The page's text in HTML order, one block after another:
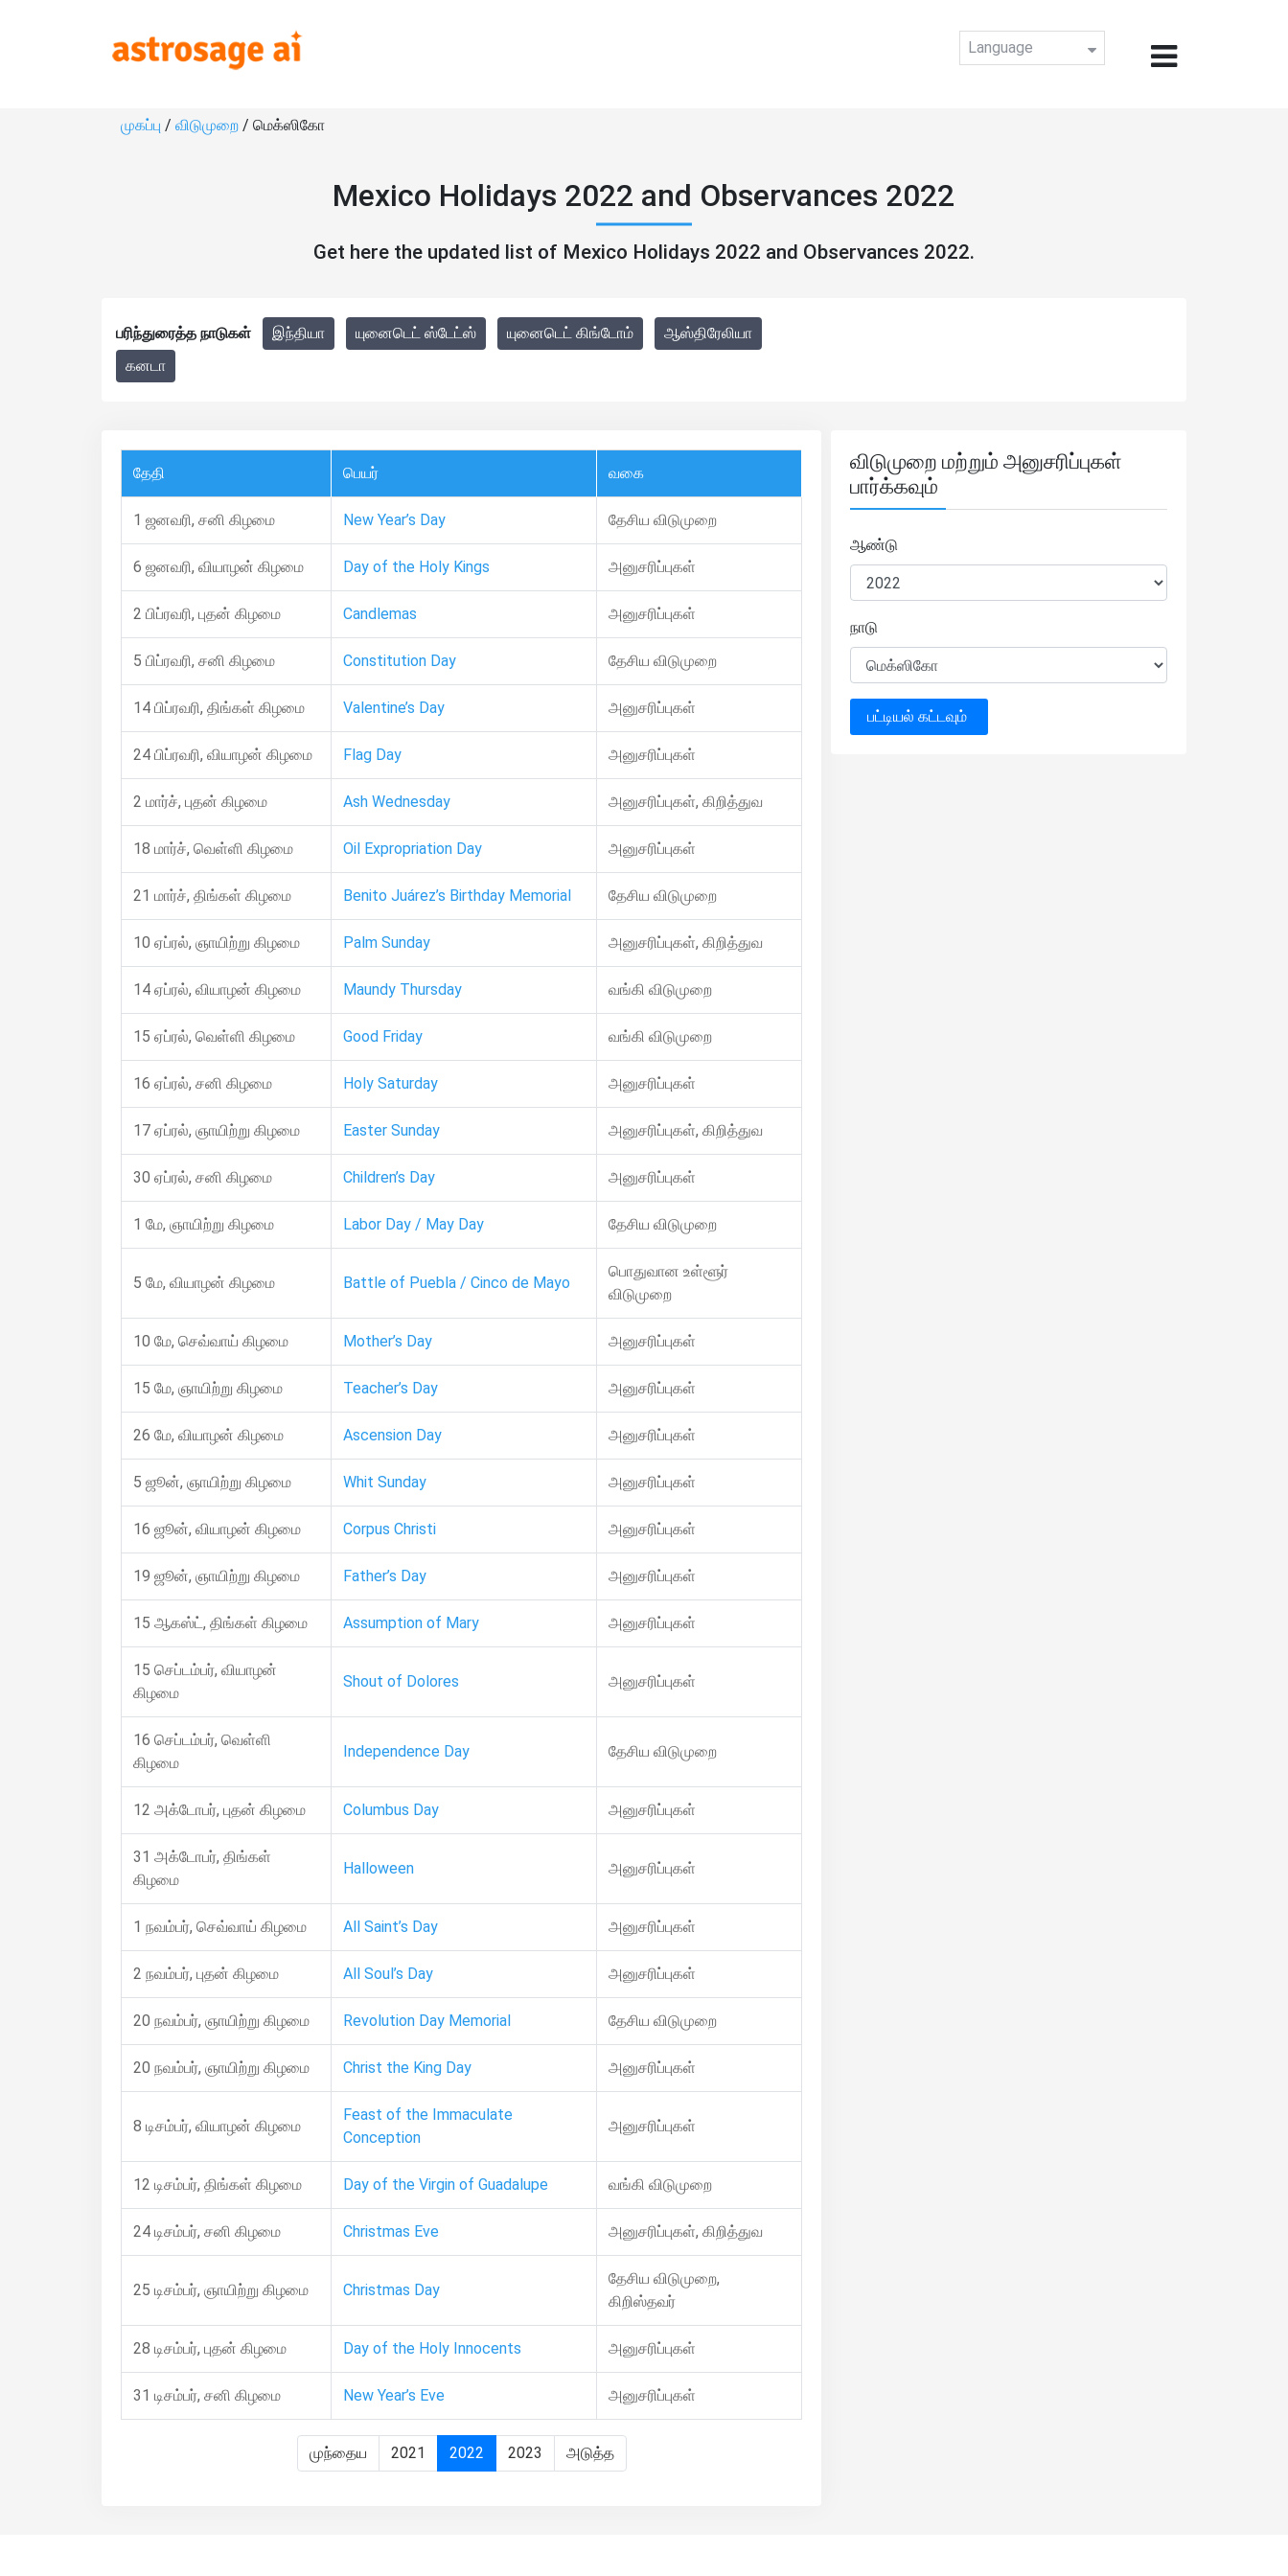
Language
முகப்பு / விடுமுறை / மெக்ஸிகோ
Mexico Holidays 2022 and Observances 2022
Get here the updated list of Mexico Holidays 2022 and Observances 2022.
பரிந்துரைத்த நாடுகள் இந்தியா யுனைடெட் ஸ்டேட்ஸ் யுனைடெட் கிங்டோம்
ஆஸ்திரேலியா
கனடா
தேதி பெயர் வகை
1 ஜனவரி, சனி கிழமை New Year’s Day தேசிய விடுமுறை
6 ஜனவரி, வியாழன் கிழமை Day of the Holy Kings அனுசரிப்புகள்
2 பிப்ரவரி, புதன் கிழமை Candlemas அனுசரிப்புகள்
5 பிப்ரவரி, சனி கிழமை Constitution Day தேசிய விடுமுறை
14 பிப்ரவரி, திங்கள் கிழமை Valentine’s Day அனுசரிப்புகள்
24 பிப்ரவரி, வியாழன் கிழமை Flag Day அனுசரிப்புகள்
2 மார்ச், புதன் கிழமை Ash Wednesday அனுசரிப்புகள், கிறித்துவ
18 மார்ச், வெள்ளி கிழமை Oil Expropriation Day அனுசரிப்புகள்
21 மார்ச், திங்கள் கிழமை Benito Juárez’s Birthday Memorial தேசிய விடுமுறை
10 ஏப்ரல், ஞாயிற்று கிழமை Palm Sunday அனுசரிப்புகள், கிறித்துவ
14 ஏப்ரல், வியாழன் கிழமை Maundy Thursday வங்கி விடுமுறை
15 ஏப்ரல், வெள்ளி கிழமை Good Friday வங்கி விடுமுறை
16 ஏப்ரல், சனி கிழமை Holy Saturday அனுசரிப்புகள்
17 ஏப்ரல், ஞாயிற்று கிழமை Easter Sunday அனுசரிப்புகள், கிறித்துவ
30 ஏப்ரல், சனி கிழமை Children’s Day அனுசரிப்புகள்
1 மே, ஞாயிற்று கிழமை Labor Day / May Day தேசிய விடுமுறை
5 மே, வியாழன் கிழமை Battle of Puebla / Cinco de Mayo
பொதுவான உள்ளூர்
விடுமுறை
10 மே, செவ்வாய் கிழமை Mother’s Day அனுசரிப்புகள்
15 மே, ஞாயிற்று கிழமை Teacher’s Day அனுசரிப்புகள்
26 மே, வியாழன் கிழமை Ascension Day அனுசரிப்புகள்
5 ஜூன், ஞாயிற்று கிழமை Whit Sunday அனுசரிப்புகள்
16 ஜூன், வியாழன் கிழமை Corpus Christi அனுசரிப்புகள்
19 ஜூன், ஞாயிற்று கிழமை Father’s Day அனுசரிப்புகள்
15 ஆகஸ்ட், திங்கள் கிழமை Assumption of Mary அனுசரிப்புகள்
15 செப்டம்பர், வியாழன்
கிழமை
Shout of Dolores அனுசரிப்புகள்
16 செப்டம்பர், வெள்ளி
கிழமை
Independence Day தேசிய விடுமுறை
12 அக்டோபர், புதன் கிழமை Columbus Day அனுசரிப்புகள்
31 அக்டோபர், திங்கள்
கிழமை
Halloween அனுசரிப்புகள்
1 நவம்பர், செவ்வாய் கிழமை All Saint’s Day அனுசரிப்புகள்
2 நவம்பர், புதன் கிழமை All Soul’s Day அனுசரிப்புகள்
20 நவம்பர், ஞாயிற்று கிழமை Revolution Day Memorial தேசிய விடுமுறை
20 நவம்பர், ஞாயிற்று கிழமை Christ the King Day அனுசரிப்புகள்
8 டிசம்பர், வியாழன் கிழமை
Feast of the Immaculate
Conception
அனுசரிப்புகள்
12 டிசம்பர், திங்கள் கிழமை Day of the Virgin of Guadalupe வங்கி விடுமுறை
24 டிசம்பர், சனி கிழமை Christmas Eve அனுசரிப்புகள், கிறித்துவ
25 டிசம்பர், ஞாயிற்று கிழமை Christmas Day
தேசிய விடுமுறை,
கிறிஸ்தவர்
28 டிசம்பர், புதன் கிழமை Day of the Holy Innocents அனுசரிப்புகள்
31 டிசம்பர், சனி கிழமை New Year’s Eve அனுசரிப்புகள்
முந்தைய 2021 2022 2023 அடுத்த
விடுமுறை மற்றும் அனுசரிப்புகள்
பார்க்கவும்
ஆண்டு
நாடு
பட்டியல் கட்டவும்